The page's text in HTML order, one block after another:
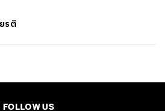
รติ
FOLLOW US